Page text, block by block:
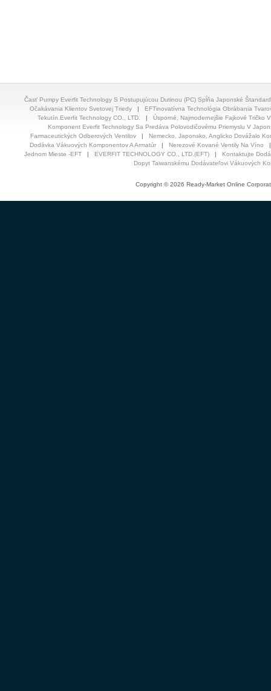
Časť Pumpy Everfit Technology S Postupujúcou Dutinou (PC) Spĺňa Japonské
Očakávania Klientov Svetovej Triedy | EFTinovatívna Technológia Obrábania
Tekutín.Everfit Technology CO., LTD.
| Úsporné, Najmodernejšie Fajkové Tričko
Komponent Everfit Technology Sa Predáva Polovodičovému Priemyslu V
Farmaceutických Odberových Ventilov | Nemecko, Japonsko, Anglicko Dovážalo
Dodávka Vákuových Komponentov A Armatúr | Nerezové Kované Ventily Na Víno
Jednom Mieste -EFT | EVERFIT TECHNOLOGY CO., LTD.(EFT) | Kontaktujte
Dopyt Taiwanskému Dodávateľovi Vákuových
Copyright © 2026 Ready-Market Online